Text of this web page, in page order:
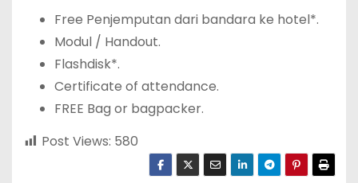
Free Penjemputan dari bandara ke hotel*.
Modul / Handout.
Flashdisk*.
Certificate of attendance.
FREE Bag or bagpacker.
Post Views: 580